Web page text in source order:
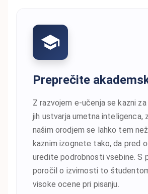
Preprečite
Z razvojem e-učenja se kazni za
jih ustvarja umetna inteligenca,
našim orodjem se lahko tem
kaznim izognete tako, da pred
uredite podrobnosti vsebine. S
poročil o izvirnosti to
visoke ocene pri pisanju.